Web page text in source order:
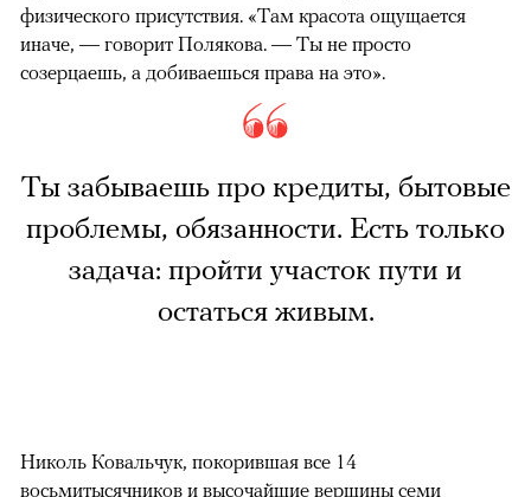
физического присутствия. «Там красота ощущается
иначе, — говорит Полякова. — Ты не просто
созерцаешь, а добиваешься права на это».
Ты забываешь про кредиты, бытовые
проблемы, обязанности. Есть только
задача: пройти участок пути и
остаться живым.
Николь Ковальчук, покорившая все 14
восьмитысячников и высочайшие вершины семи